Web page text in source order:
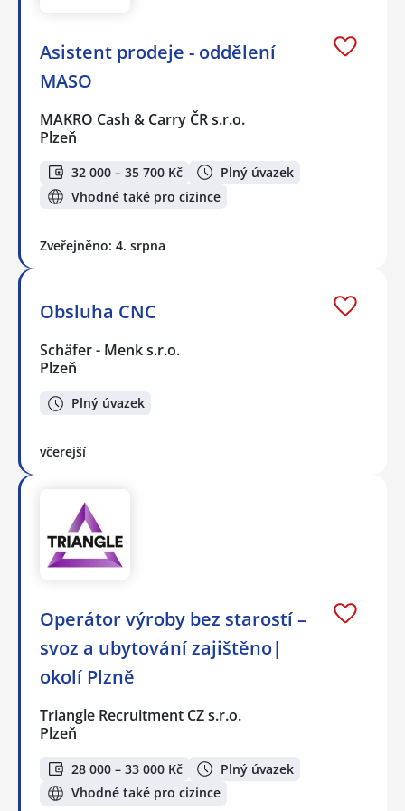
Asistent prodeje - oddělení
MASO
MAKRO Cash & Carry ČR s.r.o.
Plzeň
32 000 – 35 700 Kč
Plný úvazek
Vhodné také pro cizince
Zveřejněno: 4. srpna
Obsluha CNC
Schäfer - Menk s.r.o.
Plzeň
Plný úvazek
včerejší
Operátor výroby bez starostí –
svoz a ubytování zajištěno|
okolí Plzně
Triangle Recruitment CZ s.r.o.
Plzeň
28 000 – 33 000 Kč
Plný úvazek
Vhodné také pro cizince